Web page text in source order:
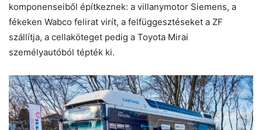
komponenseiből építkeznek: a villanymotor Siemens, a
fékeken Wabco felirat virít, a felfüggesztéseket a ZF
szállítja, a cellaköteget pedig a Toyota Mirai
személyautóból tépték ki.